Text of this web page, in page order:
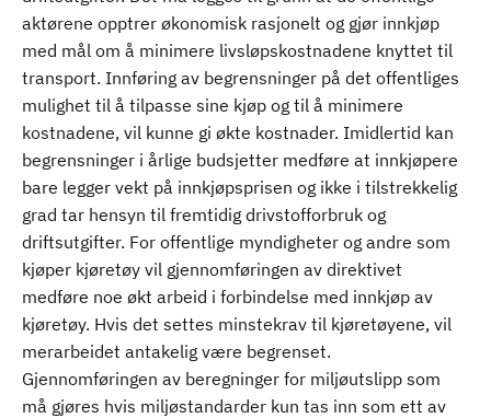
aktørene opptrer økonomisk rasjonelt og gjør innkjøp
med mål om å minimere livsløpskostnadene knyttet til
transport. Innføring av begrensninger på det offentliges
mulighet til å tilpasse sine kjøp og til å minimere
kostnadene, vil kunne gi økte kostnader. Imidlertid kan
begrensninger i årlige budsjetter medføre at innkjøpere
bare legger vekt på innkjøpsprisen og ikke i tilstrekkelig
grad tar hensyn til fremtidig drivstofforbruk og
driftsutgifter. For offentlige myndigheter og andre som
kjøper kjøretøy vil gjennomføringen av direktivet
medføre noe økt arbeid i forbindelse med innkjøp av
kjøretøy. Hvis det settes minstekrav til kjøretøyene, vil
merarbeidet antakelig være begrenset.
Gjennomføringen av beregninger for miljøutslipp som
må gjøres hvis miljøstandarder kun tas inn som ett av